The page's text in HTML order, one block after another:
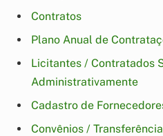
Contratos
Plano Anual de
Licitantes / Contratados
Administrativamente
Cadastro de
Convênios /